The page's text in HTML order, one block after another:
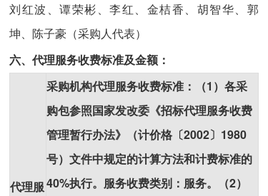
刘红波、谭荣彬、李红、金桔香、胡智华、郭
坤、陈子豪（采购人代表）
六、代理服务收费标准及金额：
代理服
采购机构代理服务收费标准：（1）各采
购包参照国家发改委《招标代理服务收费
管理暂行办法》（计价格〔2002〕1980
号）文件中规定的计算方法和计费标准的
40%执行。服务收费类别：服务。（2）